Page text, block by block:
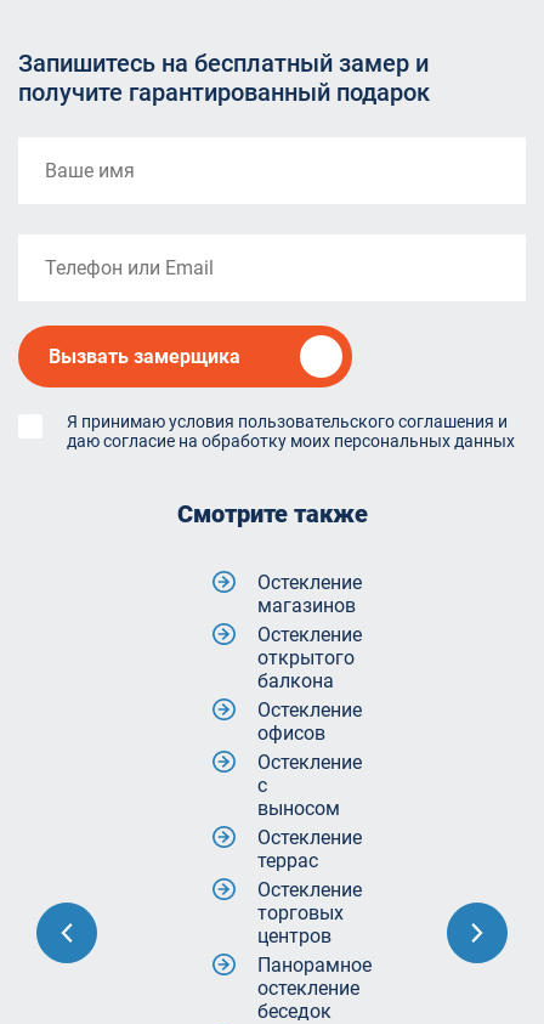
Запишитесь на бесплатный замер и
получите гарантированный подарок
Вызвать замерщика
Я принимаю условия пользовательского соглашения и
даю согласие на обработку моих персональных данных
Смотрите также
Остекление
магазинов
Остекление
открытого
балкона
Остекление
офисов
Остекление
с
выносом
Остекление
террас
Остекление
торговых
центров
Панорамное
остекление
беседок